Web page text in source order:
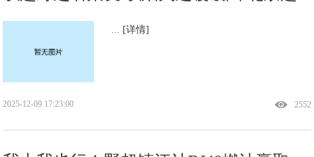
[详情]
2552
2025-12-09 17:23:00